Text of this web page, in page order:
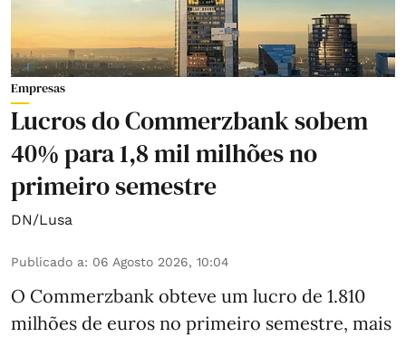
Empresas
Lucros do Commerzbank sobem
40% para 1,8 mil milhões no
primeiro semestre
DN/Lusa
Publicado a: 06 Agosto 2026, 10:04
O Commerzbank obteve um lucro de 1.810
milhões de euros no primeiro semestre, mais